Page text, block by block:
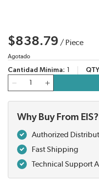
$838.79 / Piece
Agotado
Cantidad Mínima
Cantidad
Why Buy From EIS?
Authorized
Fast Shipping
Technical Support